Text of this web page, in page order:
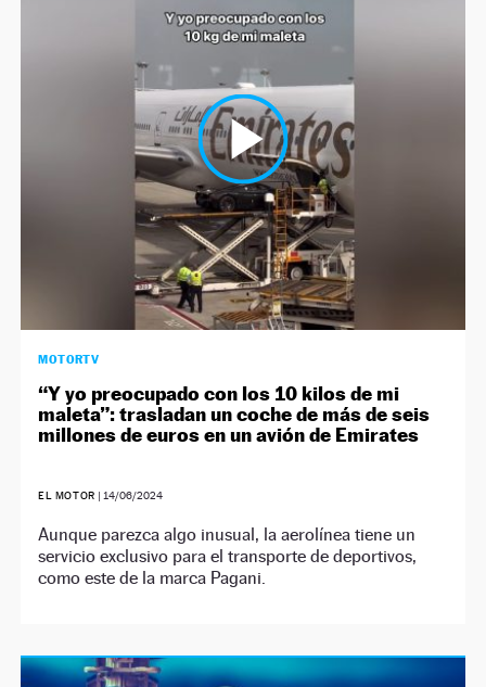
MOTORTV
“Y yo preocupado con los 10 kilos de mi
maleta”: trasladan un coche de más de seis
millones de euros en un avión de Emirates
EL MOTOR | 14/06/2024
Aunque parezca algo inusual, la aerolínea tiene un
servicio exclusivo para el transporte de deportivos,
como este de la marca Pagani.